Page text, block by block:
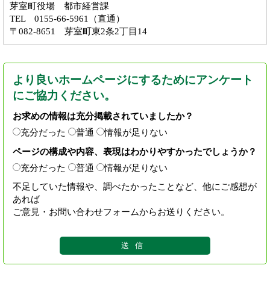
芽室町役場 都市経営課
TEL 0155-66-5961（直通）
〒082-8651 芽室町東2条2丁目14
より良いホームページにするためにアンケート
にご協力ください。
お求めの情報は充分掲載されていましたか？
充分だった
普通
情報が足りない
ページの構成や内容、表現はわかりやすかったでしょうか？
充分だった
普通
情報が足りない
不足していた情報や、調べたかったことなど、他にご感想が
あれば
ご意見・お問い合わせフォームからお送りください。